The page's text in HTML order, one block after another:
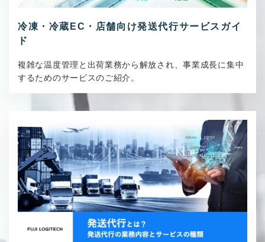
冷凍・冷蔵EC・店舗向け発送代行サービスガイ
ド
複雑な温度管理と出荷業務から解放され、事業成長に集中
するためのサービスのご紹介。